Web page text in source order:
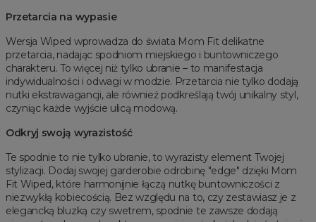
Przetarcia na wypasie
Wersja Wiped wprowadza do świata Mom Fit delikatne
przetarcia, nadając spodniom miejskiego i buntowniczego
charakteru. To więcej niż tylko ubranie – to manifestacja
indywidualności i odwagi w modzie. Przetarcia nie tylko dodają
nutki ekstrawagancji, ale również podkreślają twój unikalny styl,
czyniąc każde wyjście ulicą modową.
Odkryj swoją wyrazistość
Te spodnie to nie tylko ubranie, to wyrazisty element Twojej
stylizacji. Dodaj swojej garderobie odrobinę "edge" dzięki Mom
Fit Wiped, które harmonijnie łączą nutkę buntowniczości z
niezwykłą kobiecością. Bez względu na to, czy zestawiasz je z
elegancką bluzką czy swetrem, spodnie te zawsze dodają